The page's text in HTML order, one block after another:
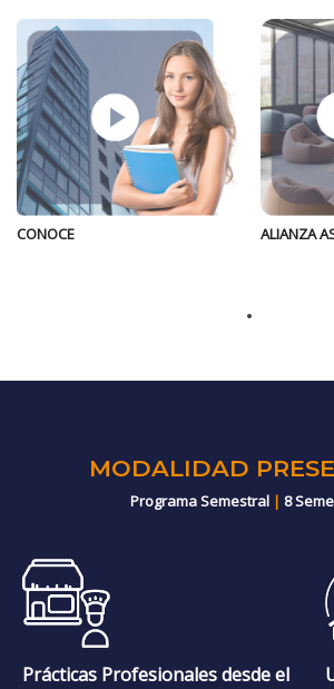
CONOCE ALIANZA
MODALIDAD
Programa Semestral | 8
Prácticas Profesionales desde el